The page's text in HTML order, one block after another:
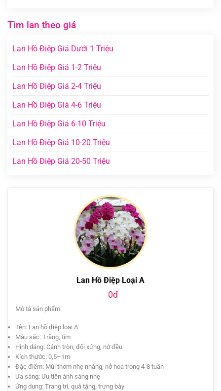
Tìm lan theo giá
Lan Hồ Điệp Giá Dưới 1 Triệu
Lan Hồ Điệp Giá 1-2 Triệu
Lan Hồ Điệp Giá 2-4 Triệu
Lan Hồ Điệp Giá 4-6 Triệu
Lan Hồ Điệp Giá 6-10 Triệu
Lan Hồ Điệp Giá 10-20 Triệu
Lan Hồ Điệp Giá 20-50 Triệu
Lan Hồ Điệp Loại A
0đ
Mô tả sản phẩm:
Tên: Lan hồ điệp loại A
Màu sắc: Trắng, tím
Hình dáng: Cánh tròn, đối xứng, nở đều
Kích thước: 0,5–1m
Đặc điểm: Mùi thơm nhẹ nhàng, nở hoa trong 4-8 tuần
Ưa sáng: Ưu tiên ánh sáng nhẹ
Ứng dụng: Trang trí, quà tặng, trưng bày